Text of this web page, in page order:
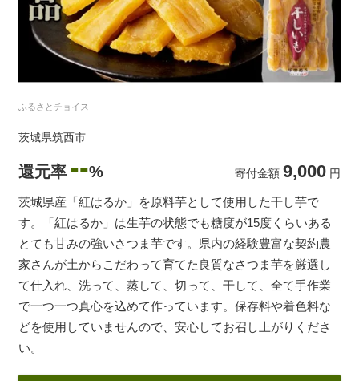
ふるさとチョイス
茨城県筑西市
還元率 --% 寄付金額 9,000 円
茨城県産「紅はるか」を原料芋として使用した干し芋で
す。「紅はるか」は生芋の状態でも糖度が15度くらいある
とても甘みの強いさつま芋です。県内の経験豊富な契約農
家さんが土からこだわって育てた良質なさつま芋を厳選し
て仕入れ、洗って、蒸して、切って、干して、全て手作業
で一つ一つ真心を込めて作っています。保存料や着色料な
どを使用していませんので、安心してお召し上がりくださ
い。